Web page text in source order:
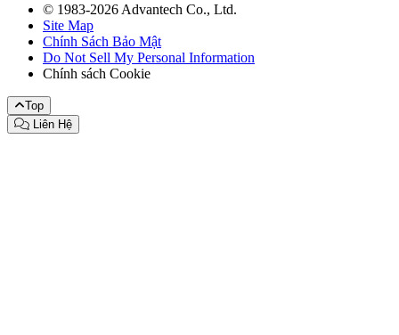
© 1983-2026 Advantech Co., Ltd.
Site Map
Chính Sách Bảo Mật
Do Not Sell My Personal Information
Chính sách Cookie
Top
Liên Hệ